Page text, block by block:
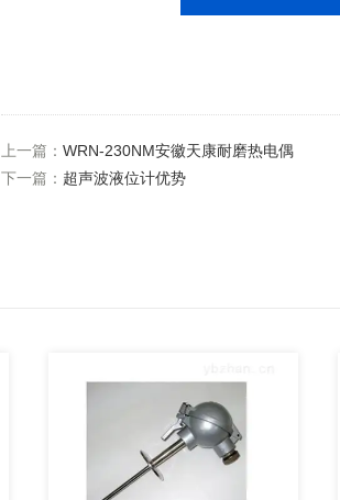
上一篇： WRN-230NM安徽天康耐磨热电偶
下一篇： 超声波液位计优势